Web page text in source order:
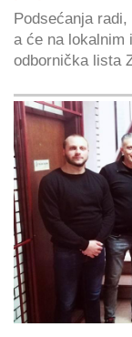
Podsećanja
a će na lokalnim
odbornička lista